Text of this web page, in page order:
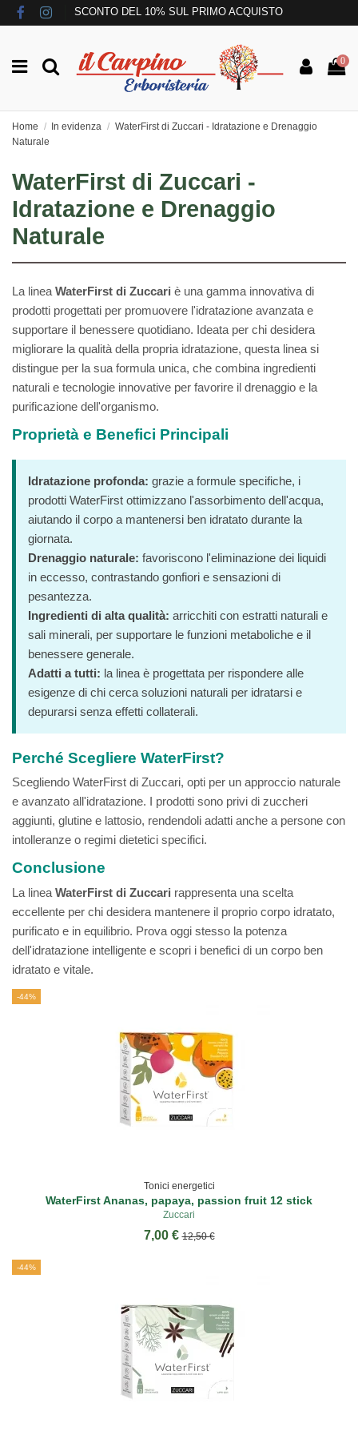
SCONTO DEL 10% SUL PRIMO ACQUISTO
0
Home In evidenza
WaterFirst di Zuccari - Idratazione e Drenaggio
Naturale
WaterFirst di Zuccari -
Idratazione e Drenaggio
Naturale
La linea WaterFirst di Zuccari è una gamma innovativa di
prodotti progettati per promuovere l'idratazione avanzata e
supportare il benessere quotidiano. Ideata per chi desidera
migliorare la qualità della propria idratazione, questa linea si
distingue per la sua formula unica, che combina ingredienti
naturali e tecnologie innovative per favorire il drenaggio e la
purificazione dell'organismo.
Proprietà e Benefici Principali
Idratazione profonda: grazie a formule specifiche, i
prodotti WaterFirst ottimizzano l'assorbimento dell'acqua,
aiutando il corpo a mantenersi ben idratato durante la
giornata.
Drenaggio naturale: favoriscono l'eliminazione dei liquidi
in eccesso, contrastando gonfiori e sensazioni di
pesantezza.
Ingredienti di alta qualità: arricchiti con estratti naturali e
sali minerali, per supportare le funzioni metaboliche e il
benessere generale.
Adatti a tutti: la linea è progettata per rispondere alle
esigenze di chi cerca soluzioni naturali per idratarsi e
depurarsi senza effetti collaterali.
Perché Scegliere WaterFirst?
Scegliendo WaterFirst di Zuccari, opti per un approccio naturale
e avanzato all'idratazione. I prodotti sono privi di zuccheri
aggiunti, glutine e lattosio, rendendoli adatti anche a persone con
intolleranze o regimi dietetici specifici.
Conclusione
La linea WaterFirst di Zuccari rappresenta una scelta
eccellente per chi desidera mantenere il proprio corpo idratato,
purificato e in equilibrio. Prova oggi stesso la potenza
dell'idratazione intelligente e scopri i benefici di un corpo ben
idratato e vitale.
-44%
Tonici energetici
WaterFirst Ananas, papaya, passion fruit 12 stick
Zuccari
7,00 €12,50 €
-44%